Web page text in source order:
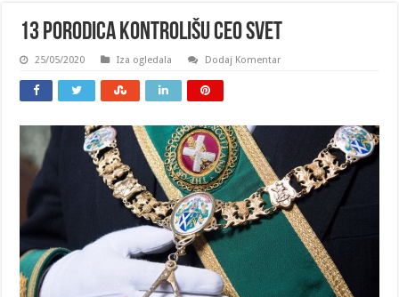
13 porodica kontrolišu ceo svet
25/05/2020 Iza ogledala Dodaj Komentar